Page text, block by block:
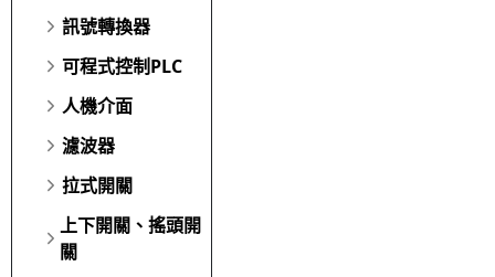
訊號轉換器
可程式控制PLC
人機介面
濾波器
拉式開關
上下開關、搖頭開
關